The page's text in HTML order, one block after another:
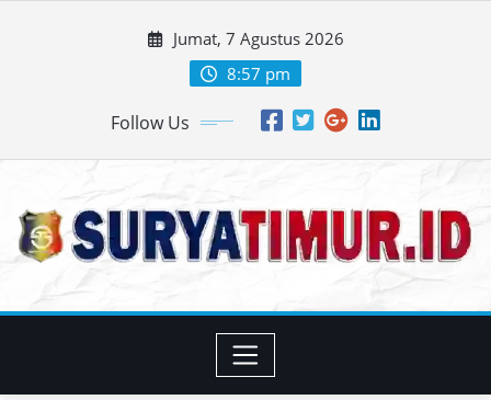
Jumat, 7 Agustus 2026
8:57 pm
Follow Us